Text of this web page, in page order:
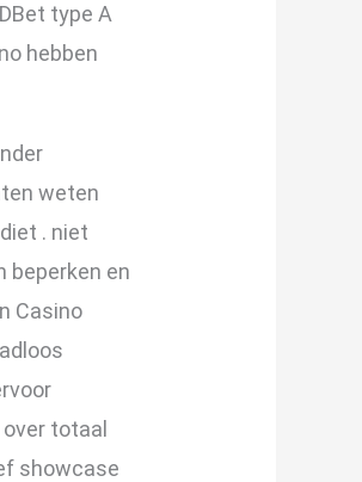
type A
hebben
weten
. niet
beperken en
Casino
totaal
showcase